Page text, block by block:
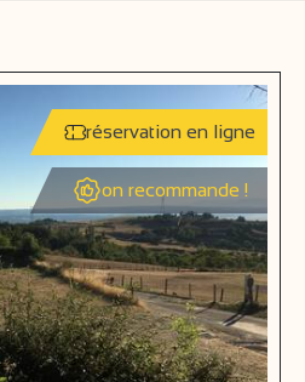
réservation en ligne
on recommande !